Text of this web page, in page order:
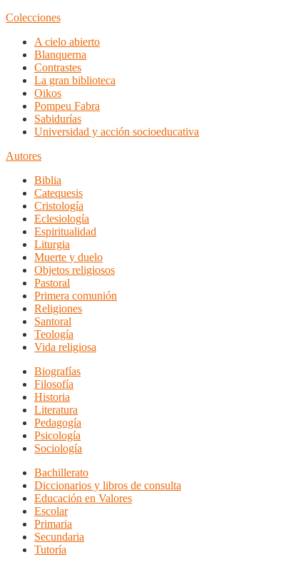
Colecciones
A cielo abierto
Blanquerna
Contrastes
La gran biblioteca
Oikos
Pompeu Fabra
Sabidurías
Universidad y acción socioeducativa
Autores
Biblia
Catequesis
Cristología
Eclesiología
Espiritualidad
Liturgia
Muerte y duelo
Objetos religiosos
Pastoral
Primera comunión
Religiones
Santoral
Teología
Vida religiosa
Biografías
Filosofía
Historia
Literatura
Pedagogía
Psicología
Sociología
Bachillerato
Diccionarios y libros de consulta
Educación en Valores
Escolar
Primaria
Secundaria
Tutoría